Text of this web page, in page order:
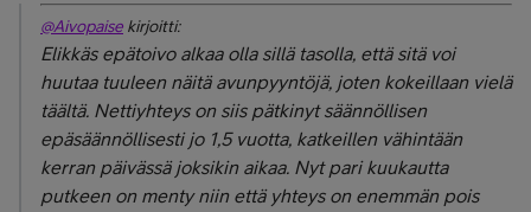
@Aivopaise kirjoitti:
Elikkäs epätoivo alkaa olla sillä tasolla, että sitä voi
huutaa tuuleen näitä avunpyyntöjä, joten kokeillaan vielä
täältä. Nettiyhteys on siis pätkinyt säännöllisen
epäsäännöllisesti jo 1,5 vuotta, katkeillen vähintään
kerran päivässä joksikin aikaa. Nyt pari kuukautta
putkeen on menty niin että yhteys on enemmän pois